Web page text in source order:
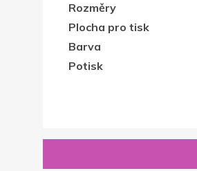
Rozměry
Plocha pro tisk
Barva
Potisk